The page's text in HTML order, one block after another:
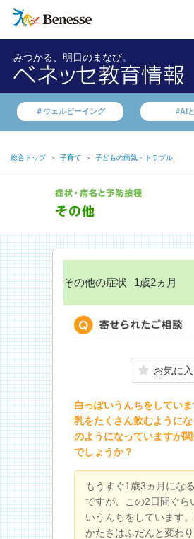
みつかる、明日のまなび。
＃ウェルビーイング #AI
総合トップ ＞ 子育て ＞ 子どもの病気・トラブル
その他の症状 1歳2ヵ月
お気に
白っぽいうんちをしてい
乳をたくさん飲むようにな
のようになっていますが
でしょうか？
もうすぐ1歳3ヵ月にな
ですが、この2日間ぐら
いうんちをしています
かたさはふだんと変わ